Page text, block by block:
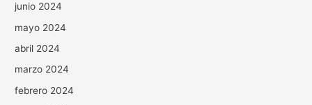
junio 2024
mayo 2024
abril 2024
marzo 2024
febrero 2024